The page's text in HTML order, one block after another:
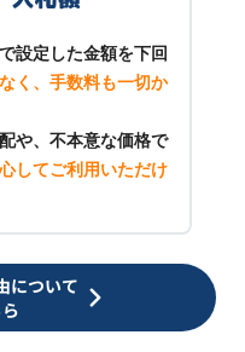
設定した金額を下回
く、手数料も一切か
や、不本意な価格で
してご利用いただけ
について